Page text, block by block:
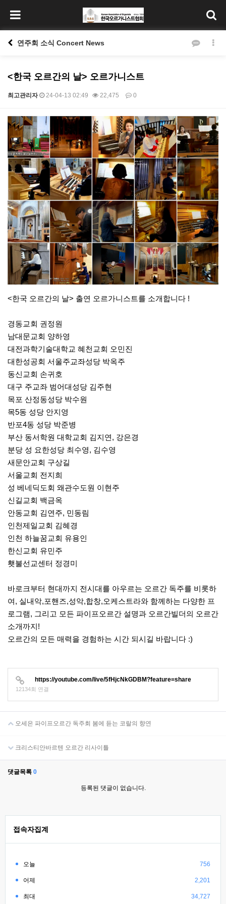
연주회 소식 Concert News
<한국 오르간의 날> 오르가니스트
최고관리자 24-04-13 02:49 22,475 0
본문
<한국 오르간의 날> 출연 오르가니스트를 소개합니다 !
경동교회 권정원
남대문교회 양하영
대전과학기술대학교 혜천교회 오민진
대한성공회 서울주교좌성당 박옥주
동신교회 손귀호
대구 주교좌 범어대성당 김주현
목포 산정동성당 박수원
목5동 성당 안지영
반포4동 성당 박준병
부산 동서학원 대학교회 김지연, 강은경
분당 성 요한성당 최수영, 김수영
새문안교회 구상길
서울교회 전지희
성 베네딕도회 왜관수도원 이현주
신길교회 백금옥
안동교회 김연주, 민동림
인천제일교회 김혜경
인천 하늘꿈교회 유용인
한신교회 유민주
횃불선교센터 정경미
바로크부터 현대까지 전시대를 아우르는 오르간 독주를 비롯하
여, 실내악,포핸즈,성악,합창,오케스트라와 함께하는 다양한 프
로그램, 그리고 모든 파이프오르간 설명과 오르간빌더의 오르간
소개까지!
오르간의 모든 매력을 경험하는 시간 되시길 바랍니다 :)
https://youtube.com/live/5fHjcNkGDBM?feature=share
12134회 연결
오세은 파이프오르간 독주회 봄에 듣는 코랄의 향연
크리스티안바르텐 오르간 리사이틀
댓글목록 0
등록된 댓글이 없습니다.
접속자집계
오늘 756
어제 2,201
최대 34,727